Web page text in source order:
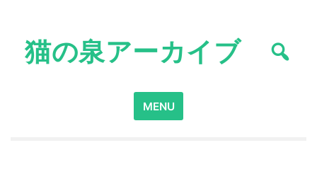
content猫の泉アーカイブ
Search
for:
MENU